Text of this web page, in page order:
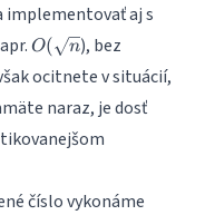
implementovať aj s
O(\sqrt
O( n), bez
ocitnete v situácií,
naraz, je dosť
číslo vykonáme